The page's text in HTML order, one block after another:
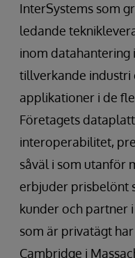
InterSystems som
ledande
inom datahantering
tillverkande industri
applikationer i de
Företagets
interoperabilitet,
såväl i som utanför
erbjuder prisbelönt
kunder och partner
som är privatägt
Cambridge i